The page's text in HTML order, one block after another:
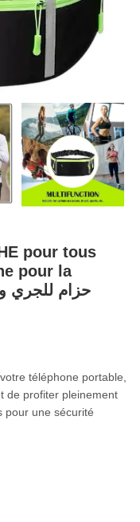
pour tous
pour la
téléphone portable,
de profiter pleinement
pour une sécurité